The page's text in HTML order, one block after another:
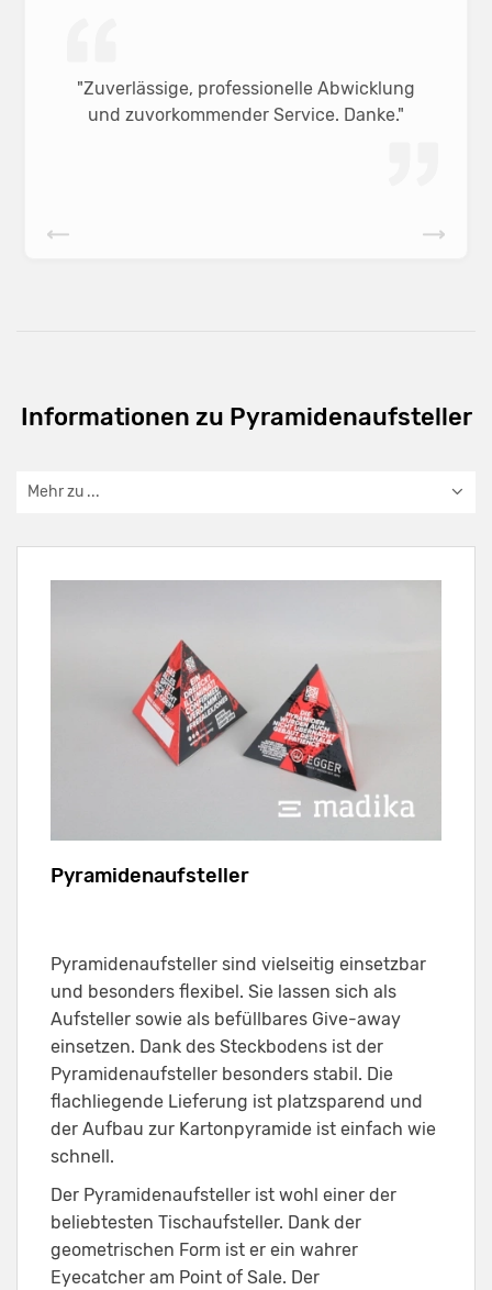
"Zuverlässige, professionelle Abwicklung
und zuvorkommender Service. Danke."
Informationen zu Pyramidenaufsteller
Mehr zu ...
Pyramidenaufsteller
Pyramidenaufsteller sind vielseitig einsetzbar
und besonders flexibel. Sie lassen sich als
Aufsteller sowie als befüllbares Give-away
einsetzen. Dank des Steckbodens ist der
Pyramidenaufsteller besonders stabil. Die
flachliegende Lieferung ist platzsparend und
der Aufbau zur Kartonpyramide ist einfach wie
schnell.
Der Pyramidenaufsteller ist wohl einer der
beliebtesten Tischaufsteller. Dank der
geometrischen Form ist er ein wahrer
Eyecatcher am Point of Sale. Der